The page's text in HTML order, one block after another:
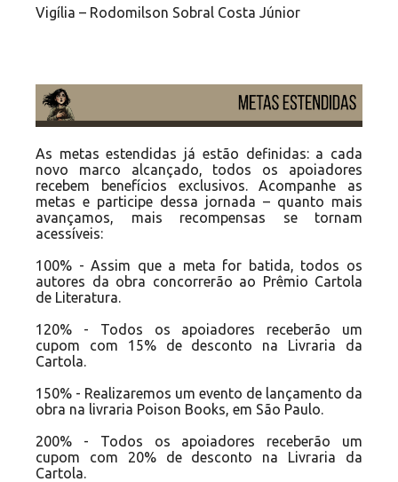
Vigília – Rodomilson Sobral Costa Júnior
As metas estendidas já estão definidas: a cada
novo marco alcançado, todos os apoiadores
recebem benefícios exclusivos. Acompanhe as
metas e participe dessa jornada – quanto mais
avançamos, mais recompensas se tornam
acessíveis:
100% - Assim que a meta for batida, todos os
autores da obra concorrerão ao Prêmio Cartola
de Literatura.
120% - Todos os apoiadores receberão um
cupom com 15% de desconto na Livraria da
Cartola.
150% - Realizaremos um evento de lançamento da
obra na livraria Poison Books, em São Paulo.
200% - Todos os apoiadores receberão um
cupom com 20% de desconto na Livraria da
Cartola.